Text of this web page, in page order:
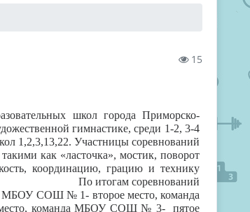
15
школ города Приморско-
гимнастике, среди 1-2, 3-4
1,2,3,13,22. Участницы соревнований
как «ласточка», мостик, поворот
координацию, грацию и технику
По итогам соревнований
МБОУ СОШ № 1- второе место, команда
команда МБОУ СОШ № 3- пятое